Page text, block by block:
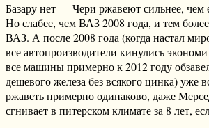
Базару нет — Чери ржавеют сильнее, чем
Но слабее, чем ВАЗ 2008 года, и тем
ВАЗ. А после 2008 года (когда настал
все автопроизводители кинулись
все машины примерно к 2012 году
дешевого железа без всякого цинка) уже
ржаветь примерно одинаково, даже
сгнивает в питерском климате за 8 лет,